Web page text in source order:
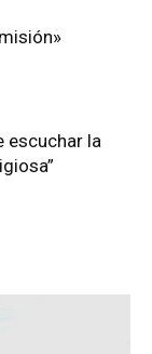
escuchar la